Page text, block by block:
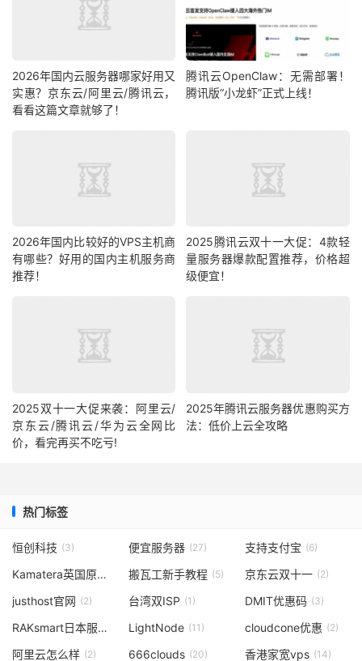
2026年国内云服务器哪家好用又
实惠？京东云/阿里云/腾讯云，
看看这篇文章就够了！
腾讯云OpenClaw：无需部署！
腾讯版“小龙虾”正式上线！
2026年国内比较好的VPS主机商
有哪些？好用的国内主机服务商
推荐！
2025腾讯云双十一大促：4款轻
量服务器爆款配置推荐，价格超
级便宜！
2025双十一大促来袭：阿里云/
京东云/腾讯云/华为云全网比
价，看完再买不吃亏!
2025年腾讯云服务器优惠购买方
法：低价上云全攻略
热门标签
恒创科技 (3) 便宜服务器 (27) 支持支付宝 (6)
Kamatera英国原生ip (1)
搬瓦工新手教程 (5) 京东云双十一 (2)
justhost官网 (2) 台湾双ISP (1) DMIT优惠码 (3)
RAKsmart日本服务器 (1)LightNode (11) cloudcone优惠 (2)
阿里云怎么样 (2) 666clouds (20) 香港家宽vps (14)